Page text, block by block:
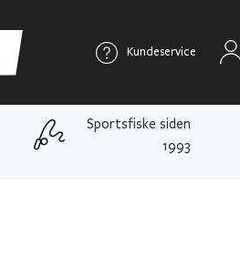
Kundeservice
Sportsfiske siden
1993